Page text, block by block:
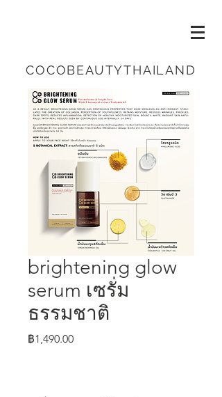
COCOBEAUTYTHAILAND
brightening glow
serum เซรั่ม
ธรรมชาติ
฿1,490.00ราคา